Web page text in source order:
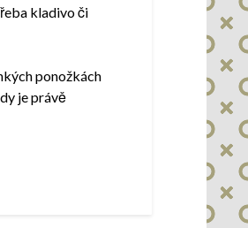
kladivo či
ponožkách
je právě